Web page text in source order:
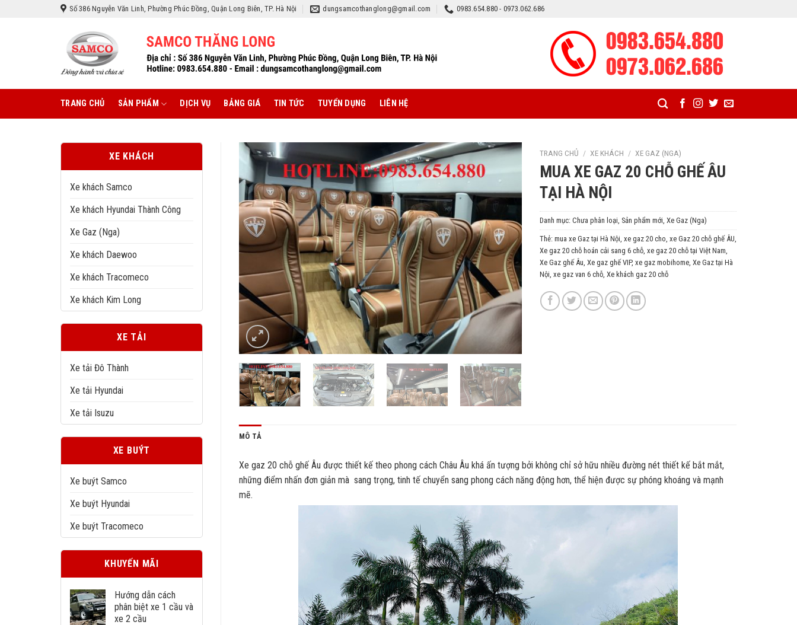
Số 386 Nguyễn Văn Linh, Phường Phúc Đồng, Quận Long Biên, TP. Hà Nội dungsamcothanglong@gmail.com 0983.654.880 - 0973.062.686
TRANG CHỦ SẢN PHẨM DỊCH VỤ BẢNG GIÁ TIN TỨC TUYỂN DỤNG LIÊN HỆ
XE KHÁCH
Xe khách Samco
Xe khách Hyundai Thành Công
Xe Gaz (Nga)
Xe khách Daewoo
Xe khách Tracomeco
Xe khách Kim Long
XE TẢI
Xe tải Đô Thành
Xe tải Hyundai
Xe tải Isuzu
XE BUÝT
Xe buýt Samco
Xe buýt Hyundai
Xe buýt Tracomeco
KHUYẾN MÃI
Hướng dẫn cách
phân biệt xe 1 cầu và
xe 2 cầu
TRANG CHỦ / XE KHÁCH / XE GAZ (NGA)
MUA XE GAZ 20 CHỖ GHẾ ÂU
TẠI HÀ NỘI
Danh mục: Chưa phân loại, Sản phẩm mới, Xe Gaz (Nga)
Thẻ: mua xe Gaz tại Hà Nội, xe gaz 20 cho, xe Gaz 20 chỗ ghế ÂU,
Xe gaz 20 chỗ hoán cải sang 6 chỗ, xe gaz 20 chỗ tại Việt Nam,
Xe Gaz ghế Âu, Xe gaz ghế VIP, xe gaz mobihome, Xe Gaz tại Hà
Nội, xe gaz van 6 chỗ, Xe khách gaz 20 chỗ
MÔ TẢ
Xe gaz 20 chỗ ghế Âu được thiết kế theo phong cách Châu Âu khá ấn tượng bởi không chỉ sở hữu nhiều đường nét thiết kế bắt mắt,
những điểm nhấn đơn giản mà sang trọng, tinh tế chuyển sang phong cách năng động hơn, thể hiện được sự phóng khoáng và mạnh
mẽ.